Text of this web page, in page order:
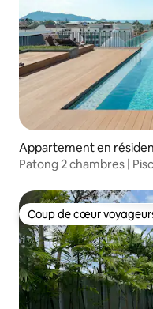
Appartement en
Patong 2 chambres |
Coup de cœur
Coup de cœur